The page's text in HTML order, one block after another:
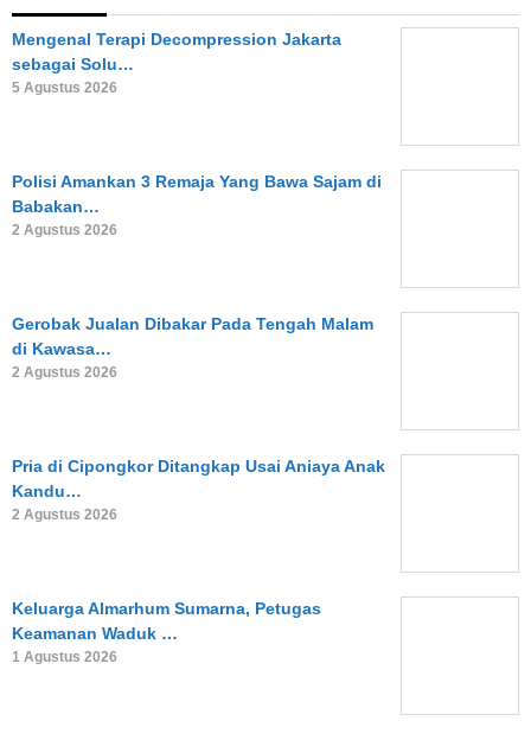
Mengenal Terapi Decompression Jakarta
sebagai Solu…
5 Agustus 2026
Polisi Amankan 3 Remaja Yang Bawa Sajam di
Babakan…
2 Agustus 2026
Gerobak Jualan Dibakar Pada Tengah Malam
di Kawasa…
2 Agustus 2026
Pria di Cipongkor Ditangkap Usai Aniaya Anak
Kandu…
2 Agustus 2026
Keluarga Almarhum Sumarna, Petugas
Keamanan Waduk …
1 Agustus 2026